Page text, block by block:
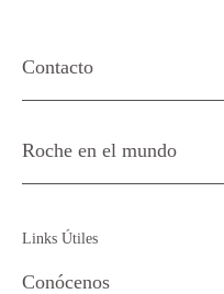
Contacto
Roche en el mundo
Links Útiles
Conócenos